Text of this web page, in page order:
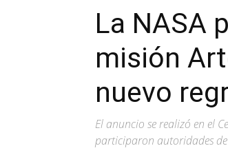
La NASA
misión
nuevo
El anuncio se realizó en el
participaron autoridades